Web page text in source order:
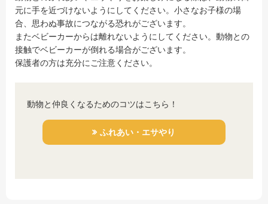
元に手を近づけないようにしてください。小さなお子様の場
合、思わぬ事故につながる恐れがございます。
またベビーカーからは離れないようにしてください。動物との
接触でベビーカーが倒れる場合がございます。
保護者の方は充分にご注意ください。
動物と仲良くなるためのコツはこちら！
ふれあい・エサやり